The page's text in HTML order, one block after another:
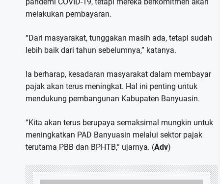
melakukan pembayaran.
“Dari masyarakat, tunggakan masih ada, tetapi sudah
lebih baik dari tahun sebelumnya,” katanya.
Ia berharap, kesadaran masyarakat dalam membayar
pajak akan terus meningkat. Hal ini penting untuk
mendukung pembangunan Kabupaten Banyuasin.
“Kita akan terus berupaya semaksimal mungkin untuk
meningkatkan PAD Banyuasin melalui sektor pajak
terutama PBB dan BPHTB,” ujarnya. (Adv)